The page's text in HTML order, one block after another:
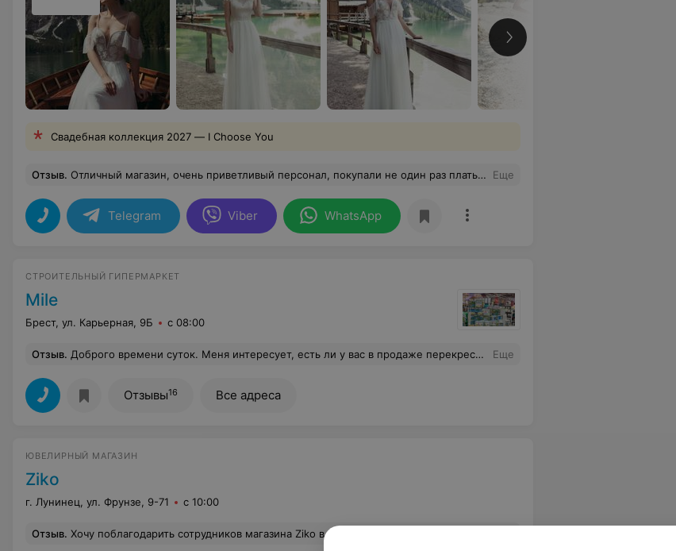
Свадебная коллекция 2027 — I Choose You
Отзыв. Отличный магазин, очень приветливый персонал, покупали не один раз платья и себе, и дочке Еще
Telegram Viber WhatsApp
СТРОИТЕЛЬНЫЙ ГИПЕРМАРКЕТ
Mile
Брест, ул. Карьерная, 9Б с 08:00
Отзыв. Доброго времени суток. Меня интересует, есть ли у вас в продаже перекрестный переключатель фирмы abb серии basik55 ?и в какую цену? Еще
Отзывы16 Все адреса
ЮВЕЛИРНЫЙ МАГАЗИН
Ziko
г. Лунинец, ул. Фрунзе, 9-71 с 10:00
Отзыв. Хочу поблагодарить сотрудников магазина Ziko в Бресте (Советская 56)! Покупали часы Tissot, сотрудницы помогли определиться с выбором, вошли в положение - мы уезжали за границу в этот день, вызвали мастера в его выходной (за что ему огромное спасибо) чтобы подкорректировать размер браслета, все было готово за пол часа! Ещё и максимальная скидка по карте клиента вышла! Я очень довольна и большое спасибо всем работникам за терпение, понимание и помощь!!!